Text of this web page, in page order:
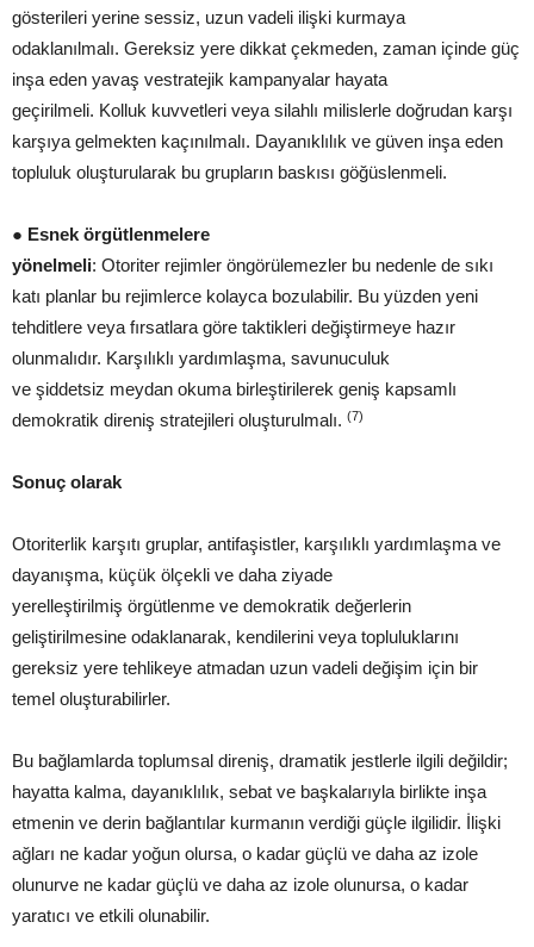
gösterileri yerine sessiz, uzun vadeli ilişki kurmaya
odaklanılmalı. Gereksiz yere dikkat çekmeden, zaman içinde güç
inşa eden yavaş vestratejik kampanyalar hayata
geçirilmeli. Kolluk kuvvetleri veya silahlı milislerle doğrudan karşı
karşıya gelmekten kaçınılmalı. Dayanıklılık ve güven inşa eden
topluluk oluşturularak bu grupların baskısı göğüslenmeli.
● Esnek örgütlenmelere
yönelmeli: Otoriter rejimler öngörülemezler bu nedenle de sıkı
katı planlar bu rejimlerce kolayca bozulabilir. Bu yüzden yeni
tehditlere veya fırsatlara göre taktikleri değiştirmeye hazır
olunmalıdır. Karşılıklı yardımlaşma, savunuculuk
ve şiddetsiz meydan okuma birleştirilerek geniş kapsamlı
demokratik direniş stratejileri oluşturulmalı. (7)
Sonuç olarak
Otoriterlik karşıtı gruplar, antifaşistler, karşılıklı yardımlaşma ve
dayanışma, küçük ölçekli ve daha ziyade
yerelleştirilmiş örgütlenme ve demokratik değerlerin
geliştirilmesine odaklanarak, kendilerini veya topluluklarını
gereksiz yere tehlikeye atmadan uzun vadeli değişim için bir
temel oluşturabilirler.
Bu bağlamlarda toplumsal direniş, dramatik jestlerle ilgili değildir;
hayatta kalma, dayanıklılık, sebat ve başkalarıyla birlikte inşa
etmenin ve derin bağlantılar kurmanın verdiği güçle ilgilidir. İlişki
ağları ne kadar yoğun olursa, o kadar güçlü ve daha az izole
olunurve ne kadar güçlü ve daha az izole olunursa, o kadar
yaratıcı ve etkili olunabilir.